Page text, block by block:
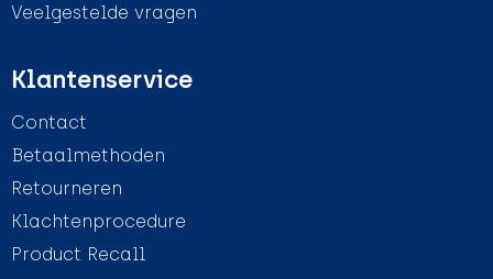
Veelgestelde vragen
Klantenservice
Contact
Betaalmethoden
Retourneren
Klachtenprocedure
Product Recall